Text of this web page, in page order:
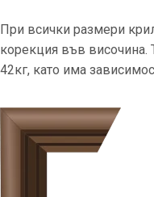
При всички размери
корекция във височина.
42кг, като има